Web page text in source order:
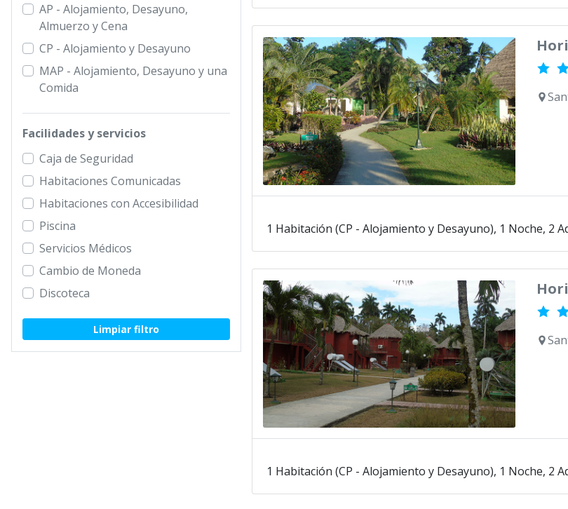
AP - Alojamiento, Desayuno,
Almuerzo y Cena
CP - Alojamiento y Desayuno
MAP - Alojamiento, Desayuno y una
Comida
Facilidades y servicios
Caja de Seguridad
Habitaciones Comunicadas
Habitaciones con Accesibilidad
Piscina
Servicios Médicos
Cambio de Moneda
Discoteca
Limpiar filtro
1 Habitación (CP - Alojamiento y Desayuno), 1 Noche, 2
1 Habitación (CP - Alojamiento y Desayuno), 1 Noche, 2